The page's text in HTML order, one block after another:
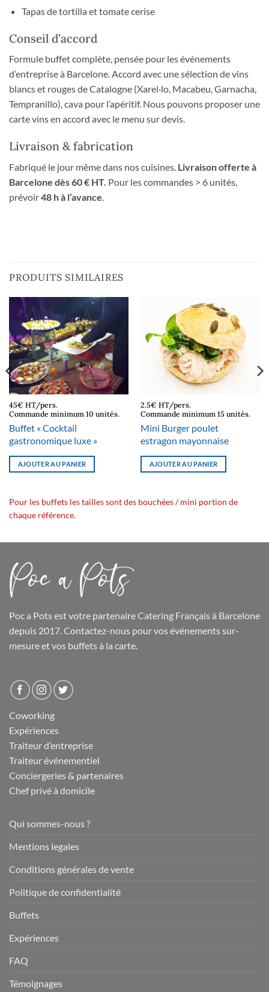
Tapas de tortilla et tomate cerise
Conseil d’accord
Formule buffet complète, pensée pour les événements
d’entreprise à Barcelone. Accord avec une sélection de vins
blancs et rouges de Catalogne (Xarel·lo, Macabeu, Garnacha,
Tempranillo), cava pour l’apéritif. Nous pouvons proposer une
carte vins en accord avec le menu sur devis.
Livraison & fabrication
Fabriqué le jour même dans nos cuisines. Livraison offerte à
Barcelone dès 60 € HT. Pour les commandes > 6 unités,
prévoir48 h à l’avance
PRODUITS SIMILAIRES
45€ HT/pers.
Commande minimum 10 unités.
Buffet « Cocktail
gastronomique luxe »
AJOUTER AU PANIER
2.5€ HT/pers.
Commande minimum 15 unités.
Mini Burger poulet
estragon mayonnaise
AJOUTER AU PANIER
Pour les buffets les tailles sont des bouchées / mini portion de
chaque référence.
Poc a Potsest votre partenaire Catering Français à Barcelone
depuis 2017. Contactez-nous pour vos événements sur-
mesure etvos buffetsà la carte.
Coworking
Expériences
Traiteur d’entreprise
Traiteur événementiel
Conciergeries & partenaires
Chef privé à domicile
Qui sommes-nous ?
Mentions legales
Conditions générales de vente
Politique de confidentialité
Buffets
Expériences
FAQ
Témoignages